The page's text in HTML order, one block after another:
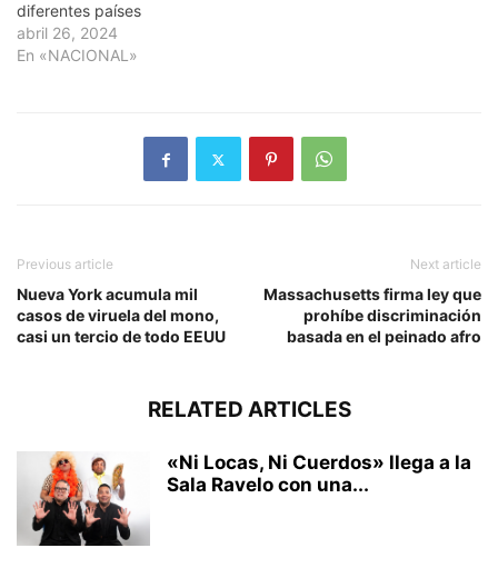
diferentes países
abril 26, 2024
En «NACIONAL»
Previous article
Nueva York acumula mil
casos de viruela del mono,
casi un tercio de todo EEUU
Next article
Massachusetts firma ley que
prohíbe discriminación
basada en el peinado afro
RELATED ARTICLES
«Ni Locas, Ni Cuerdos» llega a la
Sala Ravelo con una...